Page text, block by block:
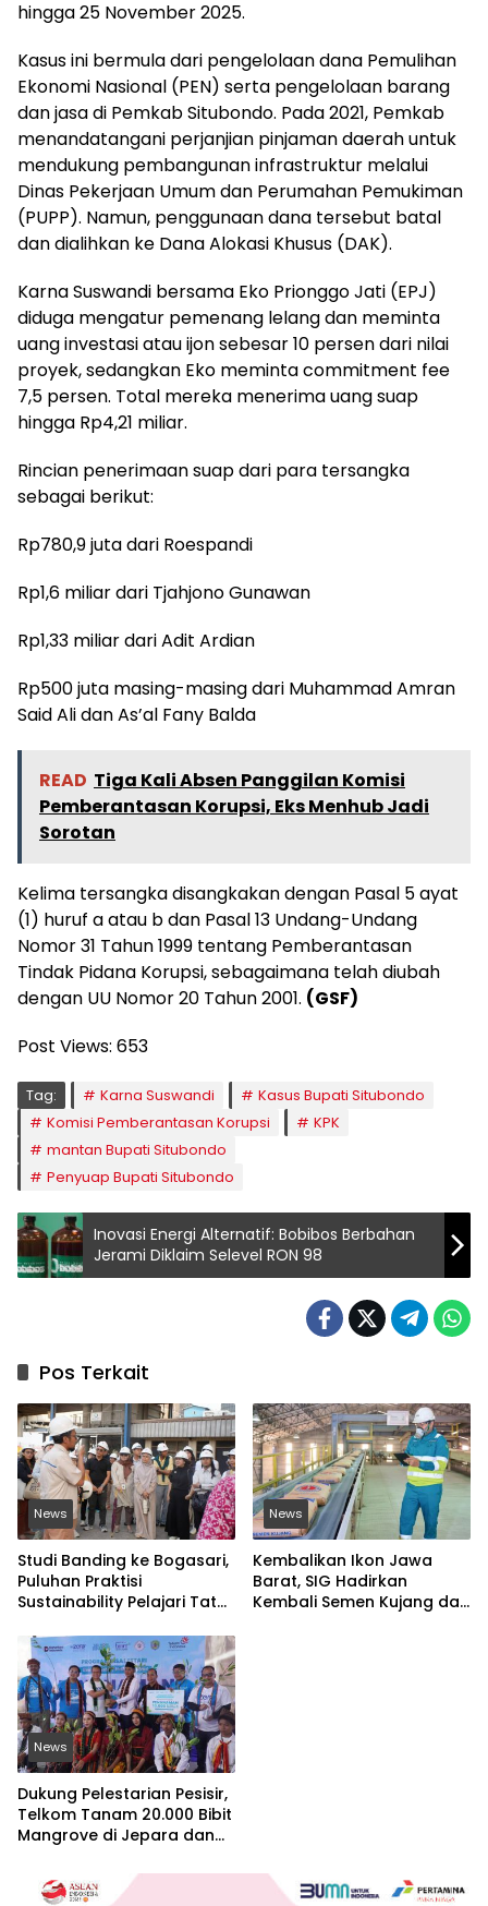
hingga 25 November 2025.
Kasus ini bermula dari pengelolaan dana Pemulihan
Ekonomi Nasional (PEN) serta pengelolaan barang
dan jasa di Pemkab Situbondo. Pada 2021, Pemkab
menandatangani perjanjian pinjaman daerah untuk
mendukung pembangunan infrastruktur melalui
Dinas Pekerjaan Umum dan Perumahan Pemukiman
(PUPP). Namun, penggunaan dana tersebut batal
dan dialihkan ke Dana Alokasi Khusus (DAK).
Karna Suswandi bersama Eko Prionggo Jati (EPJ)
diduga mengatur pemenang lelang dan meminta
uang investasi atau ijon sebesar 10 persen dari nilai
proyek, sedangkan Eko meminta commitment fee
7,5 persen. Total mereka menerima uang suap
hingga Rp4,21 miliar.
Rincian penerimaan suap dari para tersangka
sebagai berikut:
Rp780,9 juta dari Roespandi
Rp1,6 miliar dari Tjahjono Gunawan
Rp1,33 miliar dari Adit Ardian
Rp500 juta masing-masing dari Muhammad Amran
Said Ali dan As’al Fany Balda
READ Tiga Kali Absen Panggilan Komisi
Pemberantasan Korupsi, Eks Menhub Jadi
Sorotan
Kelima tersangka disangkakan dengan Pasal 5 ayat
(1) huruf a atau b dan Pasal 13 Undang-Undang
Nomor 31 Tahun 1999 tentang Pemberantasan
Tindak Pidana Korupsi, sebagaimana telah diubah
dengan UU Nomor 20 Tahun 2001. (GSF)
Post Views: 653
Tag: Karna Suswandi
Kasus Bupati Situbondo
Komisi Pemberantasan Korupsi
KPK
mantan Bupati Situbondo
Penyuap Bupati Situbondo
Inovasi Energi Alternatif: Bobibos Berbahan
Jerami Diklaim Selevel RON 98
Pos Terkait
News
Studi Banding ke Bogasari,
Puluhan Praktisi
Sustainability Pelajari Tata
Berkelanjutan
News
Kembalikan Ikon Jawa
Barat, SIG Hadirkan
Kembali Semen Kujang dan
News
Dukung Pelestarian Pesisir,
Telkom Tanam 20.000 Bibit
Mangrove di Jepara dan